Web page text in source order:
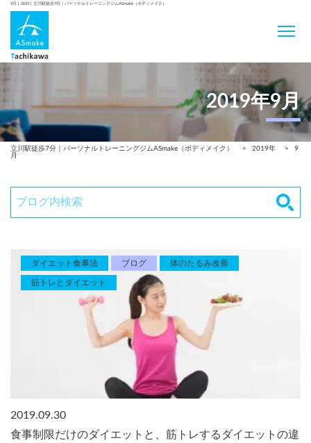
9月 | 2019 | 立川駅徒歩7分｜パーソナルトレーニングジムASmake（ボディメイク）
2019年9月
立川駅徒歩7分｜パーソナルトレーニングジムASmake（ボディメイク） > 2019年 >
9
月
ダイエット食事法 ブログ 体のたるみ改善
筋トレとダイエット
2019.09.30
食事制限だけのダイエットと、筋トレするダイエットの違